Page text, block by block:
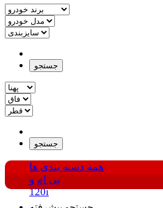
جستجو
جستجو
همه دسته بندی ها
بی ام و
120i